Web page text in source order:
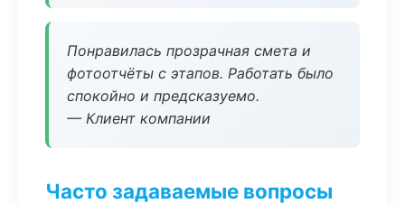
Понравилась прозрачная смета и
фотоотчёты с этапов. Работать было
спокойно и предсказуемо.
— Клиент компании
Часто задаваемые вопросы